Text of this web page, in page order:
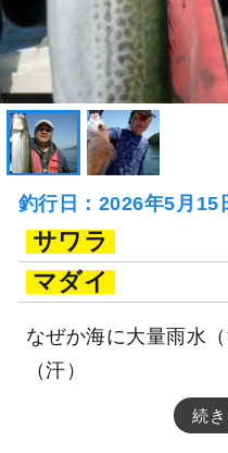
釣行日：2026年5月15
サワラ
マダイ
なぜか海に大量雨水
（汗）
続